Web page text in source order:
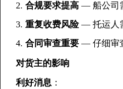
2. 合规要求提高 — 船公司
3. 重复收费风险— 托运人
4. 合同审查重要 — 仔细审
对货主的影响
利好消息 ：